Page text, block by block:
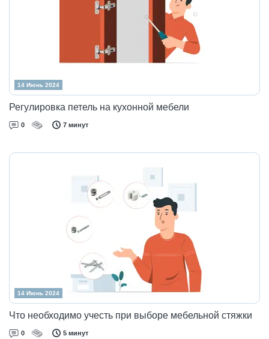
14 Июнь 2024
Регулировка петель на кухонной мебели
0 7 минут
14 Июнь 2024
Что необходимо учесть при выборе мебельной стяжки
0 5 минут